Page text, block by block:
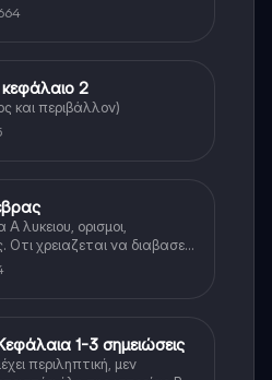
κεφάλαιο 2
και περιβάλλον)
λυκειου, ορισμοι,
Οτι χρειαζεται να διαβασεις
της αλγεβρας.
1-3 σημειώσεις
περιληπτική, μεν